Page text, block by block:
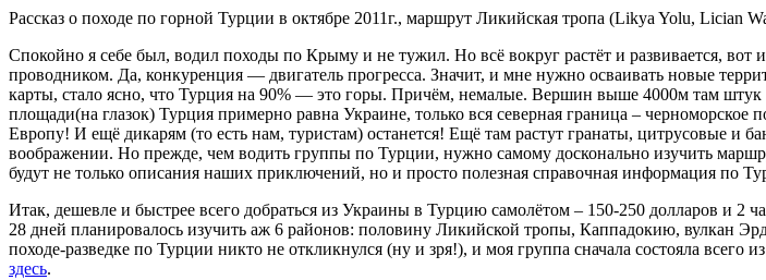
Рассказ о походе по горной Турции в октябре 2011г., маршрут Ликийская тропа (Likya Yolu, Lician
Спокойно я себе был, водил походы по Крыму и не тужил. Но всё вокруг растёт и развивается,
проводником. Да, конкуренция — двигатель прогресса. Значит, и мне нужно осваивать новые
карты, стало ясно, что Турция на 90% — это горы. Причём, немалые. Вершин выше 4000м там
площади(на глазок) Турция примерно равна Украине, только вся северная граница –
Европу! И ещё дикарям (то есть нам, туристам) останется! Ещё там растут гранаты, цитрусовые и
воображении. Но прежде, чем водить группы по Турции, нужно самому досконально изучить
будут не только описания наших приключений, но и просто полезная справочная информация по
Итак, дешевле и быстрее всего добраться из Украины в Турцию самолётом – 150-250 долларов и 2
28 дней планировалось изучить аж 6 районов: половину Ликийской тропы, Каппадокию, вулкан
походе-разведке по Турции никто не откликнулся (ну и зря!), и моя группа сначала состояла
здесь.